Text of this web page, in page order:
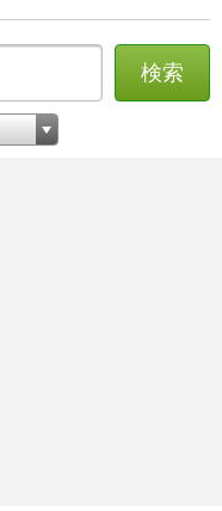
検索